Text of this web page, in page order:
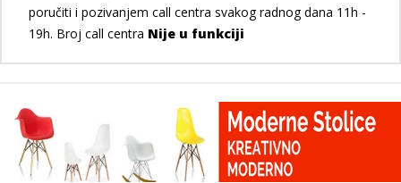
poručiti i pozivanjem call centra svakog radnog dana 11h -
19h. Broj call centra Nije u funkciji